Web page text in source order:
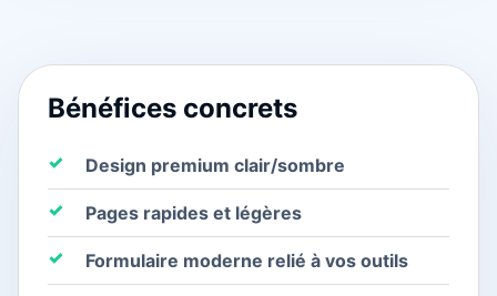
Bénéfices concrets
Design premium clair/sombre
Pages rapides et légères
Formulaire moderne relié à vos outils